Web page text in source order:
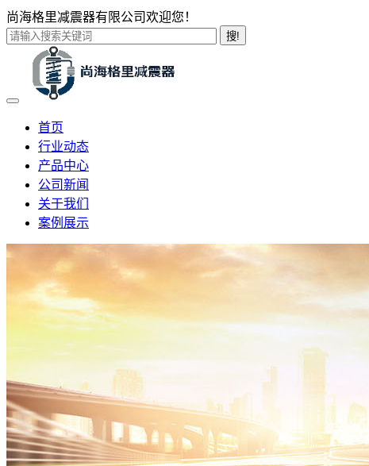
尚海格里减震器有限公司欢迎您！
搜!
首页
行业动态
产品中心
公司新闻
关于我们
案例展示